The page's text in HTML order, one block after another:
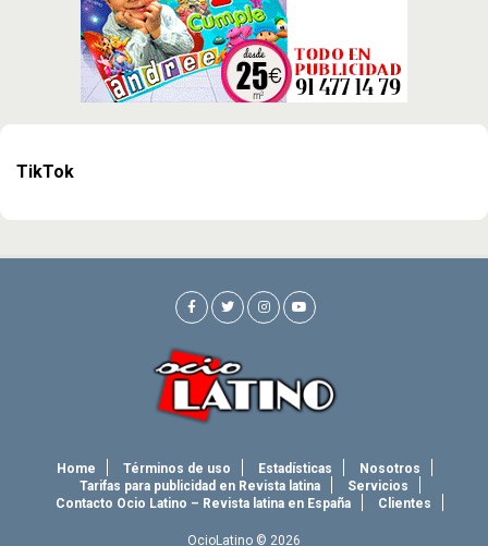
TikTok
Home Términos de uso Estadísticas
Nosotros
Tarifas para publicidad en Revista latina
Servicios
Contacto Ocio Latino – Revista latina en España
Clientes
OcioLatino © 2026